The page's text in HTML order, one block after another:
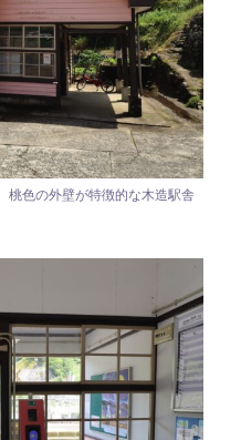
桃色の外壁が特徴的な木造駅舎